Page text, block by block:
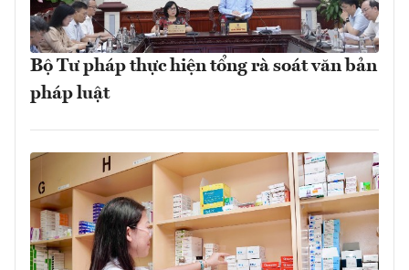
Bộ Tư pháp thực hiện tổng rà soát văn bản
pháp luật